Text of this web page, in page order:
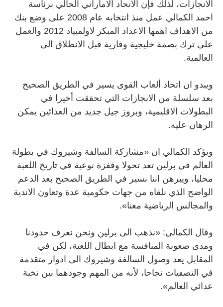
الانجازات، لذلك فإن الاتحاد الاماراتي الحالي برئاسة
احمد الكمالي عمل منذ انتخابه عام 2008 على وضع بنك
من الاهداف اهمها الاعداد المبكر لاولمبياد 2012 والعمل
على ترك بصمة خليجية وقارية قبل الانطلاق الى
العالمية.
ويبدو ان اتحاد ألعاب القوى يسير في الطريق الصحيح
بعد سلسلة من الانجازات التي تحققت أخيرا في
البطولات الاقليمية، وبروز جيل جديد من العدائين يمكن
الرهان عليه.
ويؤكد الكمالي ان «مشاركة السالفة وشيروك في بطولة
العالم في برلين تعد تحولا وقفزة نوعية في تاريخ اللعبة
محليا، ويبرهن اننا نسير في الطريق الصحيح بعد الدعم
الواضح الذي نلقاه من جهات حكومية عدة وتعاون الاندية
والمجالس الرياضية معنا».
وقال الكمالي: «نذهب الى برلين ونحن نعرف حدودنا
ومدى صعوبة المنافسة مع ابطال اللعبة، لكن في
المقابل يعد وصول السالفة وشيروك الى ادوار متقدمة
في التصفيات نجاحا، لأنه من المهم وجودهما بين نخبة
عدائي العالم».